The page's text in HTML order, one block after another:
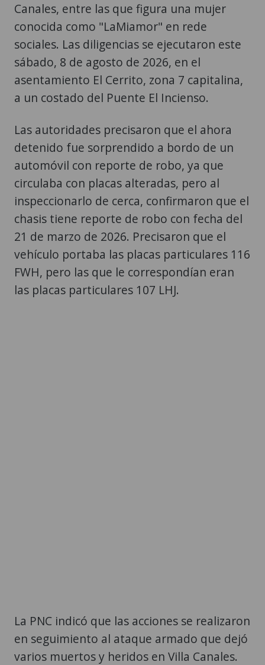
Canales, entre las que figura una mujer
conocida como "LaMiamor" en rede
sociales. Las diligencias se ejecutaron este
sábado, 8 de agosto de 2026, en el
asentamiento El Cerrito, zona 7 capitalina,
a un costado del Puente El Incienso.
Las autoridades precisaron que el ahora
detenido fue sorprendido a bordo de un
automóvil con reporte de robo, ya que
circulaba con placas alteradas, pero al
inspeccionarlo de cerca, confirmaron que el
chasis tiene reporte de robo con fecha del
21 de marzo de 2026. Precisaron que el
vehículo portaba las placas particulares 116
FWH, pero las que le correspondían eran
las placas particulares 107 LHJ.
La PNC indicó que las acciones se realizaron
en seguimiento al ataque armado que dejó
varios muertos y heridos en Villa Canales.